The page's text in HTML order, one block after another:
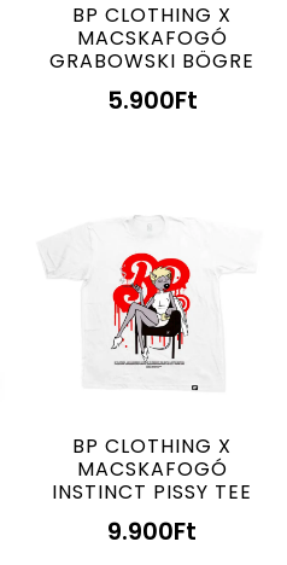
BP CLOTHING X
MACSKAFOGÓ
GRABOWSKI BÖGRE
5.900Ft
BP CLOTHING X
MACSKAFOGÓ
INSTINCT PISSY TEE
9.900Ft